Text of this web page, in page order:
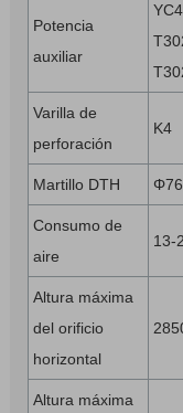
Potencia
auxiliar
Varilla de
perforación
K4
Martillo DTH
Consumo de
aire
13-
Altura máxima
del orificio
horizontal
Altura máxima